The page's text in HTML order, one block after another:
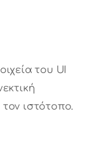
του UI
ιστότοπο.